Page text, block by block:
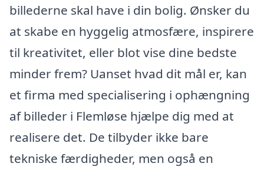
billederne skal have i din bolig. Ønsker du
at skabe en hyggelig atmosfære, inspirere
til kreativitet, eller blot vise dine bedste
minder frem? Uanset hvad dit mål er, kan
et firma med specialisering i ophængning
af billeder i Flemløse hjælpe dig med at
realisere det. De tilbyder ikke bare
tekniske færdigheder, men også en